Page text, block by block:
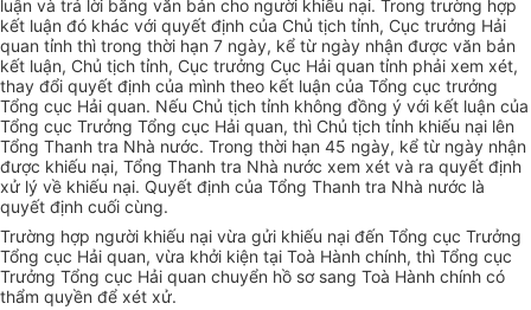
luận và trả lời bằng văn bản cho người khiếu nại. Trong trường hợp
kết luận đó khác với quyết định của Chủ tịch tỉnh, Cục trưởng Hải
quan tỉnh thì trong thời hạn 7 ngày, kể từ ngày nhận được văn bản
kết luận, Chủ tịch tỉnh, Cục trưởng Cục Hải quan tỉnh phải xem xét,
thay đổi quyết định của mình theo kết luận của Tổng cục trưởng
Tổng cục Hải quan. Nếu Chủ tịch tỉnh không đồng ý với kết luận của
Tổng cục Trưởng Tổng cục Hải quan, thì Chủ tịch tỉnh khiếu nại lên
Tổng Thanh tra Nhà nước. Trong thời hạn 45 ngày, kể từ ngày nhận
được khiếu nại, Tổng Thanh tra Nhà nước xem xét và ra quyết định
xử lý về khiếu nại. Quyết định của Tổng Thanh tra Nhà nước là
quyết định cuối cùng.
Trường hợp người khiếu nại vừa gửi khiếu nại đến Tổng cục Trưởng
Tổng cục Hải quan, vừa khởi kiện tại Toà Hành chính, thì Tổng cục
Trưởng Tổng cục Hải quan chuyển hồ sơ sang Toà Hành chính có
thẩm quyền để xét xử.